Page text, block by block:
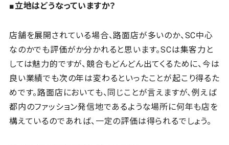
■立地はどうなっていますか？
店舗を展開されている場合、路面店が多いのか、SC中心
なのかでも評価がか分かれると思います。SCは集客力と
しては魅力的ですが、競合もどんどん出てくるために、今は
良い業績でも次の年は変わるといったことが起こり得るた
めです。路面店においても、同じことが言えますが、例えば
都内のファッション発信地であるような場所に何年も店を
構えているのであれば、一定の評価は得られるでしょう。